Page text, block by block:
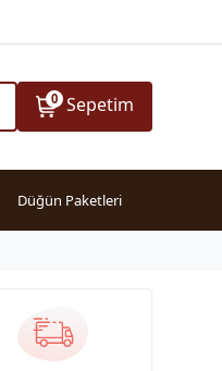
0 Sepetim
Düğün Paketleri